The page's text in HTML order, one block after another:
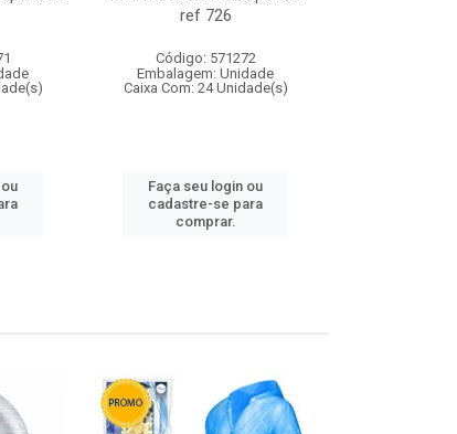
ref 726
Código: 571272
Embalagem: Unidade
Caixa Com: 24 Unidade(s)
Faça seu login ou
cadastre-se para
comprar.